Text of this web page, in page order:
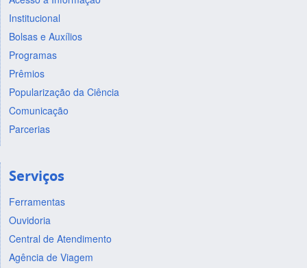
Institucional
Bolsas e Auxílios
Programas
Prêmios
Popularização da Ciência
Comunicação
Parcerias
Serviços
Ferramentas
Ouvidoria
Central de Atendimento
Agência de Viagem